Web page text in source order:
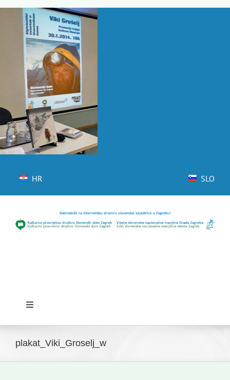
content
HR SLO
Toggle
Novosti
plakat_Viki_Groselj_w